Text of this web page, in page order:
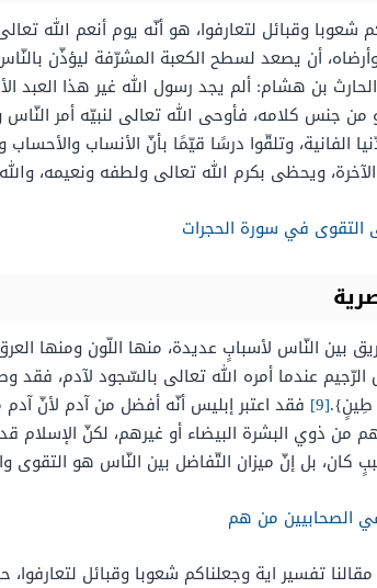
شعوبا وقبائل لتعارفوا، هو أنّه يوم أنعم الله
أن يصعد لسطح الكعبة المشرّفة ليؤذّن
الحارث بن هشام: ألم يجد رسول الله غير هذا
جنس كلامه، فأوحى الله تعالى لنبيّه أمر النّاس
وتلقّوا درسًا قيّمًا بأنّ الأنساب
ويحظى بكرم الله تعالى ولطفه ونعيمه،
التقوى في سورة الحجرات
بين النّاس لأسبابٍ عديدة، منها اللّون ومنها
الرّجيم عندما أمره الله تعالى بالسّجود لآدم،
طِينٍ}.[9]
فقد اعتبر إبليس أنّه أفضل من آدم لأنّ
من ذوي البشرة البيضاء أو غيرهم، لكنّ
بل إنّ ميزان التّفاضل بين النّاس هو التقوى
الصحابيين من هم
تفسير اية وجعلناكم شعوبا وقبائل